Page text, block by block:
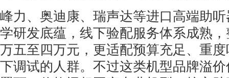
峰力、奥迪康、瑞声达等进口高端助
学研发底蕴，线下验配服务体系成熟
万五至四万元，更适配预算充足、重
下调试的人群。不过这类机型品牌溢